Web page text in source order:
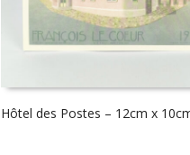
Hôtel des Postes – 12cm x